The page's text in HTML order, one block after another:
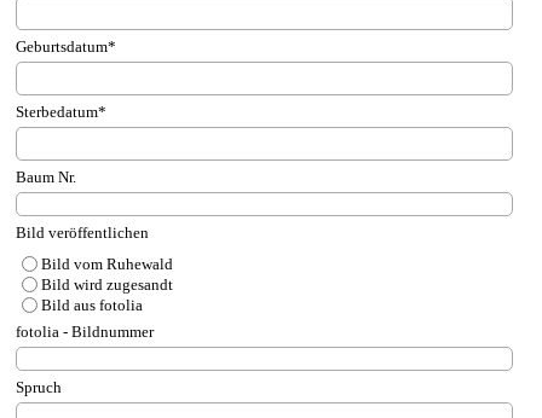
Geburtsdatum*
Sterbedatum*
Baum Nr.
Bild veröffentlichen
Bild vom Ruhewald
Bild wird zugesandt
Bild aus fotolia
fotolia - Bildnummer
Spruch